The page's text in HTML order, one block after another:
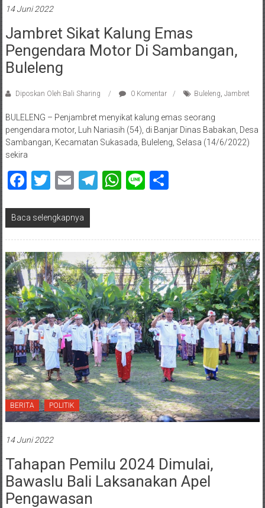
14 Juni 2022
Jambret Sikat Kalung Emas
Pengendara Motor Di Sambangan,
Buleleng
Diposkan Oleh:Bali Sharing 0 Komentar Buleleng Jambret
BULELENG – Penjambret menyikat kalung emas seorang
pengendara motor, Luh Nariasih (54), di Banjar Dinas Babakan, Desa
Sambangan, Kecamatan Sukasada, Buleleng, Selasa (14/6/2022)
sekira
Facebook
Twitter
EmailTelegram
WhatsApp
LineShare
Baca selengkapnya
BERITA POLITIK
14 Juni 2022
Tahapan Pemilu 2024 Dimulai,
Bawaslu Bali Laksanakan Apel
Pengawasan